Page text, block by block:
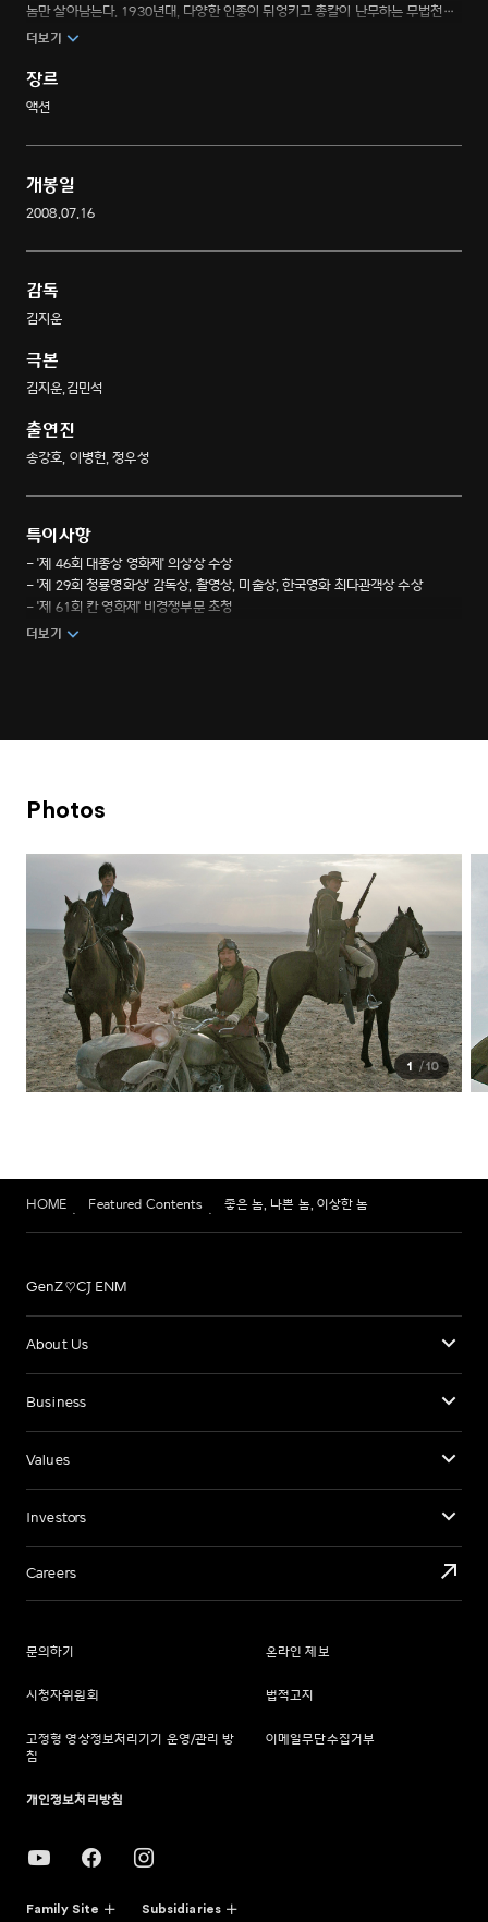
놈만 살아남는다. 1930년대, 다양한 인종이 뒤엉키고 총칼이 난무하는 무법천지
만주의 축소판 제국 열차. 우연히 발견한 지도 한 장을 차지하기 위해 이들은
승자가 될 사람은?
더보기
장르
액션
개봉일
2008.07.16
감독
김지운
극본
김지운,김민석
출연진
송강호, 이병헌, 정우성
특이사항
- '제 46회 대종상 영화제' 의상상 수상
- '제 29회 청룡영화상' 감독상, 촬영상, 미술상, 한국영화 최다관객상 수상
- '제 61회 칸 영화제' 비경쟁부문 초청
더보기
Photos
1 10
HOME Featured Contents 좋은 놈, 나쁜 놈, 이상한 놈
GenZ♡CJ ENM
About Us
Business
Values
Investors
Careers
문의하기 온라인 제보
시청자위원회 법적고지
고정형 영상정보처리기기 운영/관리 방
침
이메일무단수집거부
개인정보처리방침
Family Site Subsidiaries